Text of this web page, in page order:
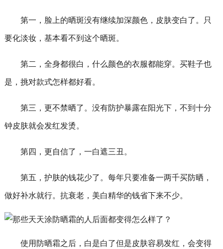
第一，脸上的晒斑没有继续加深颜色，皮肤变白了。只
要化淡妆，基本看不到这个晒斑。
第二，全身都很白，什么颜色的衣服都能穿。买鞋子也
是，挑对款式怎样都好看。
第三，更不禁晒了。没有防护暴露在阳光下，不到十分
钟皮肤就会发红发烫。
第四，更自信了，一白遮三丑。
第五，护肤的钱花少了。每年只要准备一两千买防晒，
做好补水就行。抗衰老，美白精华的钱省下来不少。
使用防晒霜之后，白是白了但是皮肤容易发红，会变得